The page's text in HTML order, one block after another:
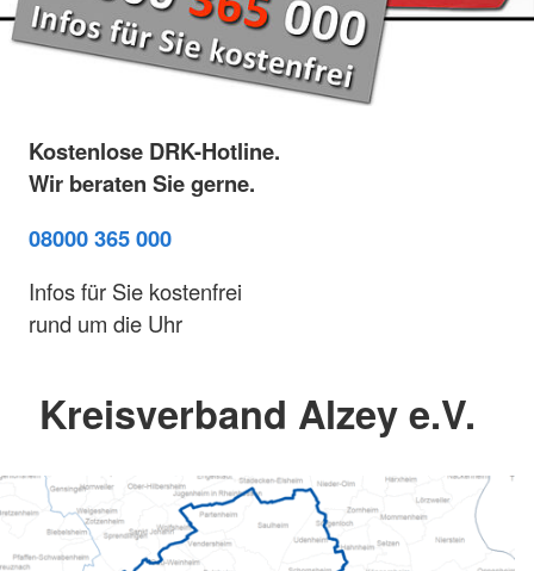
Kostenlose DRK-Hotline.
Wir beraten Sie gerne.
08000 365 000
Infos für Sie kostenfrei
rund um die Uhr
Kreisverband Alzey e.V.